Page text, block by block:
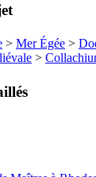
> Mer Égée >
>